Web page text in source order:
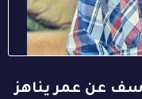
عن عمر يناهز